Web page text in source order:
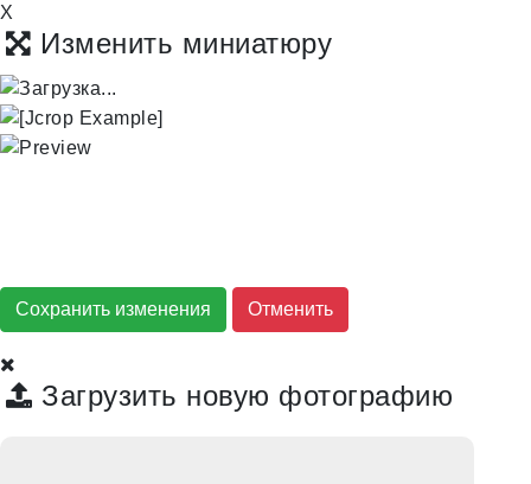
X
Изменить миниатюру
Сохранить изменения
Загрузить новую фотографию